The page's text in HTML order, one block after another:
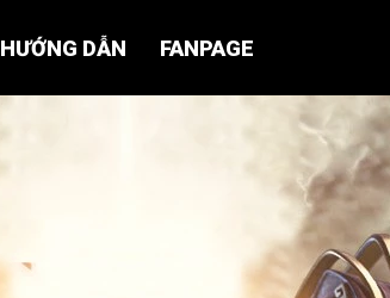
HƯỚNG DẪN FANPAGE